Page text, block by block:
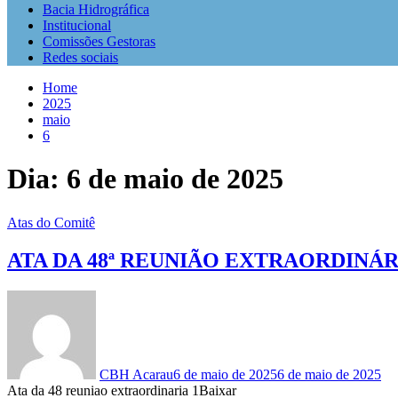
Bacia Hidrográfica
Institucional
Comissões Gestoras
Redes sociais
Home
2025
maio
6
Dia: 6 de maio de 2025
Atas do Comitê
ATA DA 48ª REUNIÃO
CBH Acarau6 de maio de 20256 de maio de 2025
Ata da 48 reuniao extraordinaria 1Baixar